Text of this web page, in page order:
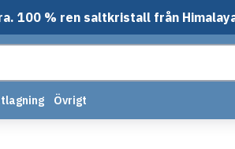
100 % ren saltkristall från
Övrigt